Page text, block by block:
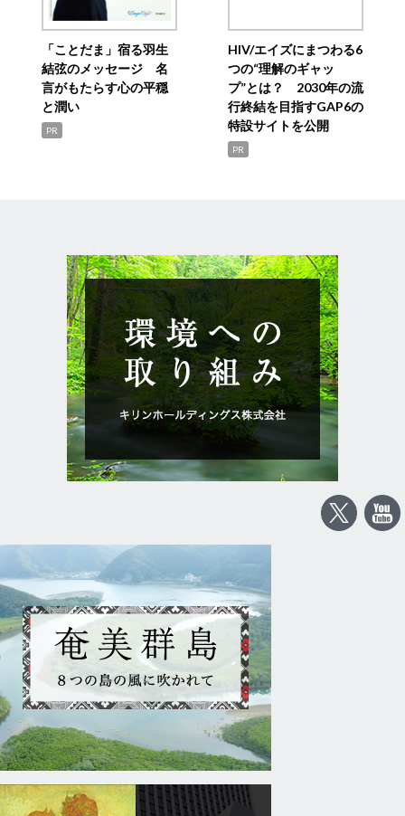
「ことだま」宿る羽生
結弦のメッセージ 名
言がもたらす心の平穏
と潤い
PR
HIV/エイズにまつわる6
つの“理解のギャッ
プ”とは？ 2030年の流
行終結を目指すGAP6の
特設サイトを公開
PR